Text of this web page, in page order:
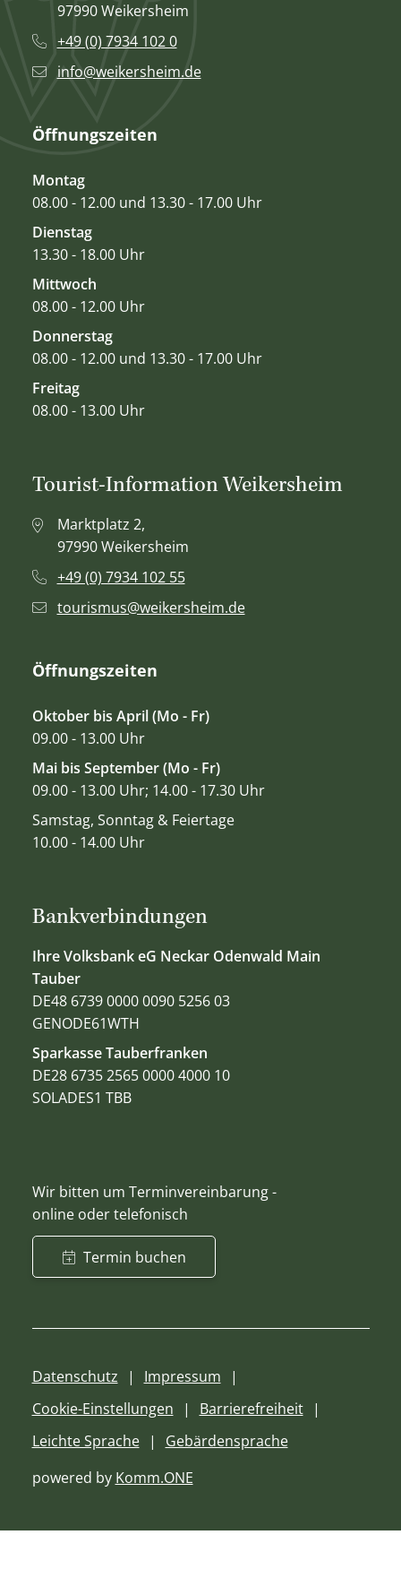
97990 Weikersheim
+49 (0) 7934 102 0
info@weikersheim.de
Öffnungszeiten
Montag
08.00 - 12.00 und 13.30 - 17.00 Uhr
Dienstag
13.30 - 18.00 Uhr
Mittwoch
08.00 - 12.00 Uhr
Donnerstag
08.00 - 12.00 und 13.30 - 17.00 Uhr
Freitag
08.00 - 13.00 Uhr
Bankverbindungen
Ihre Volksbank eG Neckar Odenwald Main
Tauber
DE48 6739 0000 0090 5256 03
GENODE61WTH
Sparkasse Tauberfranken
DE28 6735 2565 0000 4000 10
SOLADES1 TBB
Wir bitten um Terminvereinbarung -
online oder telefonisch
Termin buchen
Tourist-Information Weikersheim
Marktplatz 2,
97990 Weikersheim
+49 (0) 7934 102 55
tourismus@weikersheim.de
Öffnungszeiten
Oktober bis April (Mo - Fr)
09.00 - 13.00 Uhr
Mai bis September (Mo - Fr)
09.00 - 13.00 Uhr; 14.00 - 17.30 Uhr
Samstag, Sonntag & Feiertage
10.00 - 14.00 Uhr
Datenschutz
Impressum
Cookie-Einstellungen
Barrierefreiheit
Leichte Sprache
Gebärdensprache
powered by Komm.ONE